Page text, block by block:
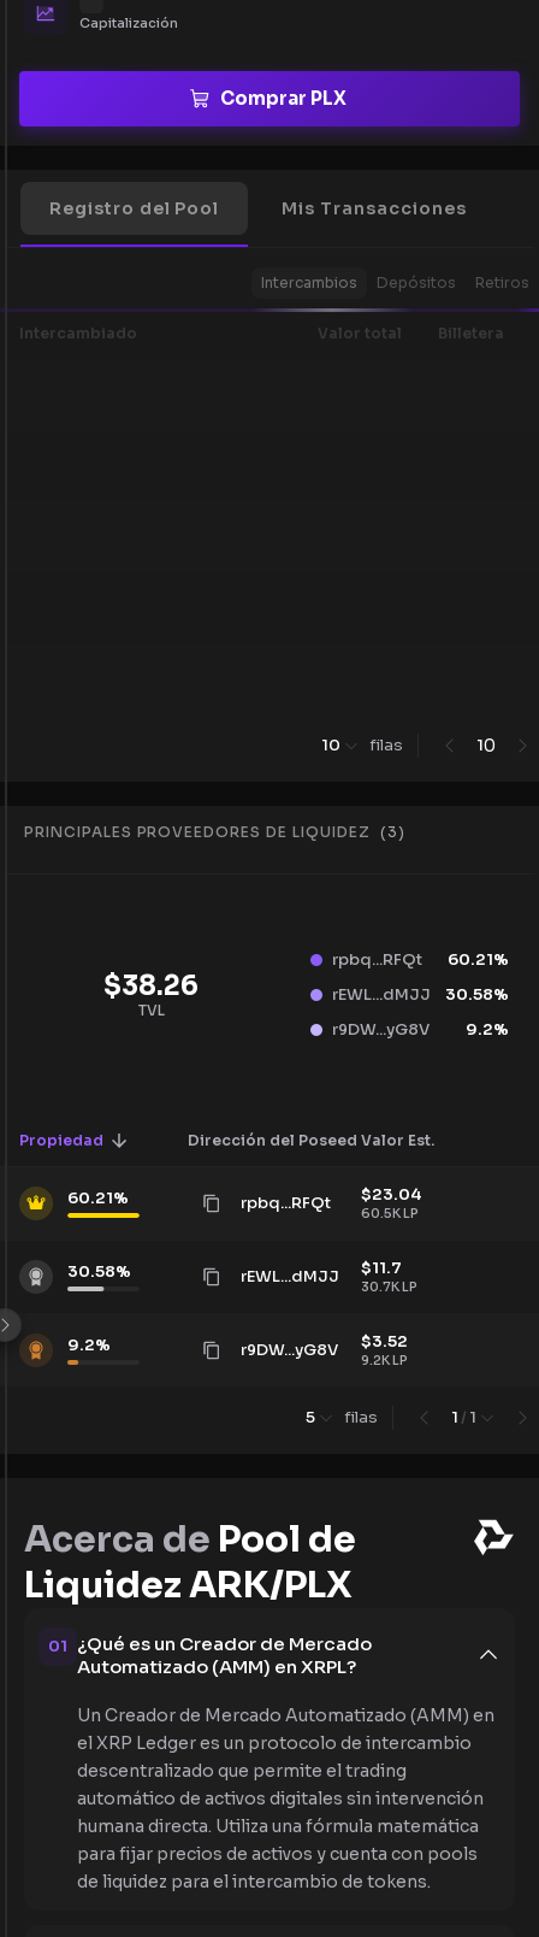
Capitalización
Comprar PLX
Registro del Pool Mis Transacciones
Intercambios Depósitos Retiros
Intercambiado Valor total Billetera
10 filas 10
PRINCIPALES PROVEEDORES DE LIQUIDEZ ( 3)
$38.26
TVL
rpbq...RFQt 60.21%
rEWL...dMJJ
30.58%
r9DW...yG8V
9.2%
Propiedad Dirección del PoseedorValor Est.
60.21% rpbq...RFQt $23.04
60.5KLP
30.58% rEWL...dMJJ $11.7
30.7KLP
9.2% r9DW...yG8V $3.52
9.2KLP
5 filas 1 / 1
Acerca de Pool de
Liquidez ARK/PLX
01 ¿Qué es un Creador de Mercado
Automatizado (AMM) en XRPL?
Un Creador de Mercado Automatizado (AMM) en
el XRP Ledger es un protocolo de intercambio
descentralizado que permite el trading
automático de activos digitales sin intervención
humana directa. Utiliza una fórmula matemática
para fijar precios de activos y cuenta con pools
de liquidez para el intercambio de tokens.